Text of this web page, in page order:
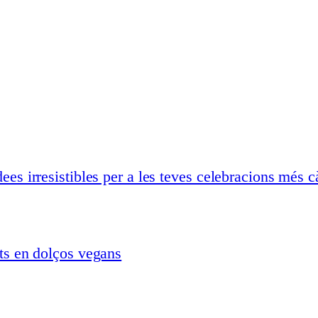
irresistibles per a les teves celebracions més
en dolços vegans